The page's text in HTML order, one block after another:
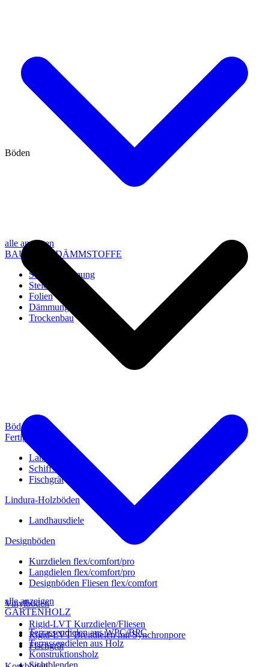
alle anzeigen
BAU- UND DÄMMSTOFFE
Steico Dämmung
Steico Zubehör
Folien
Dämmung
Trockenbau
alle anzeigen
GARTENHOLZ
Terrassendielen aus WPC/BPC
Terrassendielen aus Holz
Konstruktionsholz
Sichtblenden
Böden
Böden
Fertigparkett
Landhausdiele
Schiffsboden
Fischgrät
Lindura-Holzböden
Landhausdiele
Designböden
Kurzdielen flex/comfort/pro
Langdielen flex/comfort/pro
Designböden Fliesen flex/comfort
Vinylböden
Rigid-LVT Kurzdielen/Fliesen
Rigid-LVT Breitdielen mit Synchronpore
Fischgrät